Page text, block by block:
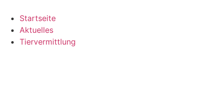
Startseite
Aktuelles
Tiervermittlung